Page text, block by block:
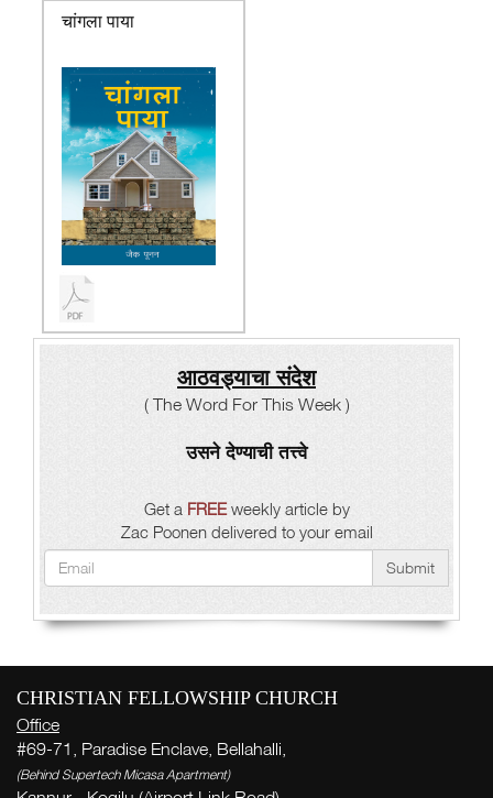
चांगला पाया
आठवड्याचा संदेश
( The Word For This Week )
उसने देण्याची तत्त्वे
Get a FREEweekly article by
Zac Poonen delivered to your email
Submit
CHRISTIAN FELLOWSHIP CHURCH
Office
#69-71, Paradise Enclave, Bellahalli,
(Behind Supertech Micasa Apartment)